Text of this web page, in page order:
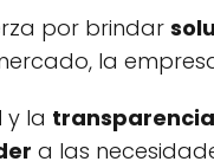
por brindar
la
y la transparencia
a las